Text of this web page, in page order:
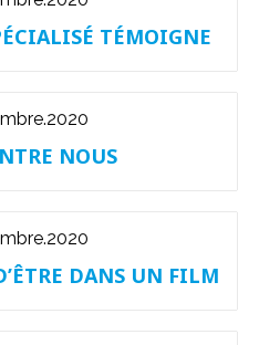
TÉMOIGNE
NOUS
DANS UN FILM